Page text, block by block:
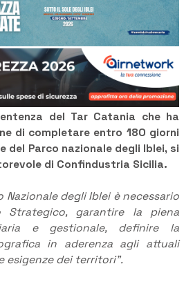
del Tar Catania che ha
di completare entro 180 giorni
del Parco nazionale degli Iblei, si
di Confindustria Sicilia.
Nazionale degli Iblei è necessario
Strategico, garantire la piena
e gestionale, definire la
in aderenza agli attuali
esigenze dei territori”.